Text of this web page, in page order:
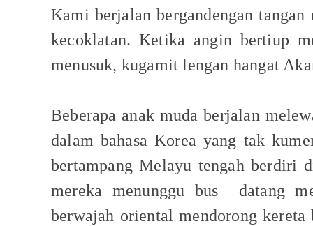
Kami berjalan bergandengan
kecoklatan. Ketika angin bertiup
menusuk, kugamit lengan hangat
Beberapa anak muda berjalan
dalam bahasa Korea yang tak
bertampang Melayu tengah berdiri
mereka menunggu bus
datang
berwajah oriental mendorong